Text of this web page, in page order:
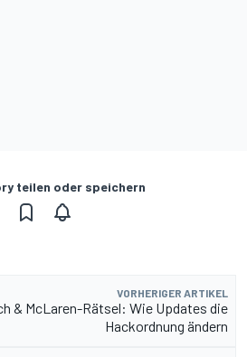
teilen oder speichern
VORHERIGER ARTIKEL
& McLaren-Rätsel: Wie Updates die
Hackordnung ändern